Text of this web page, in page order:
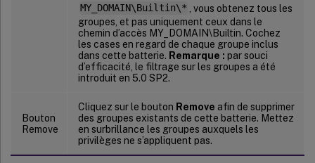
MY_DOMAIN\Builtin\*
, vous obtenez tous les
groupes, et pas uniquement ceux dans le
chemin d’accès MY_DOMAIN\Builtin. Cochez
les cases en regard de chaque groupe inclus
dans cette batterie. Remarque : par souci
d’efficacité, le filtrage sur les groupes a été
introduit en 5.0 SP2.
Bouton
Remove
Cliquez sur le bouton Remove afin de supprimer
des groupes existants de cette batterie. Mettez
en surbrillance les groupes auxquels les
privilèges ne s’appliquent pas.